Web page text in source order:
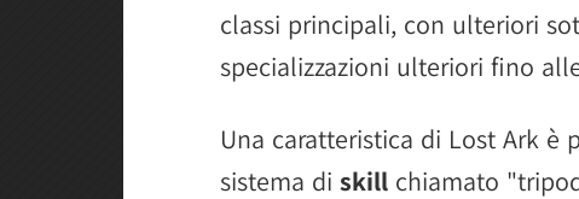
classi principali, con ulteriori
specializzazioni ulteriori fino
Una caratteristica di Lost Ark è
sistema di skill chiamato